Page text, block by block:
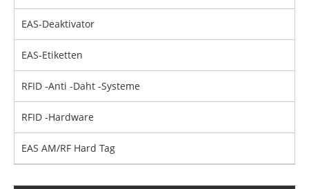
EAS-Deaktivator
EAS-Etiketten
RFID -Anti -Daht -Systeme
RFID -Hardware
EAS AM/RF Hard Tag